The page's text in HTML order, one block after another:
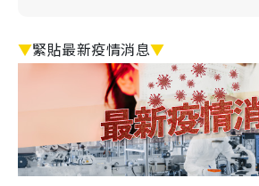
▼緊貼最新疫情消息▼